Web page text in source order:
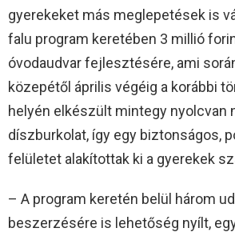
gyerekeket más meglepetések is
falu program keretében 3 millió
óvodaudvar fejlesztésére, ami
közepétől április végéig a korábbi
helyén elkészült mintegy nyolcvan
díszburkolat, így egy biztonságos,
felületet alakítottak ki a gyerekek
– A program keretén belül három
beszerzésére is lehetőség nyílt,